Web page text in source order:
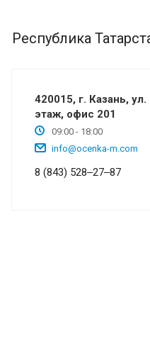
Республика
420015, г. Казань,
этаж, офис 201
09:00 - 18:00
info@ocenka-m.com
8 (843) 528‒27‒87